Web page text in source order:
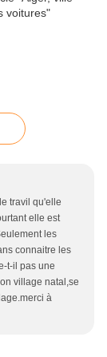
travil qu'elle
elle est
les
connaitre les
t-il pas une
village natal,se
à